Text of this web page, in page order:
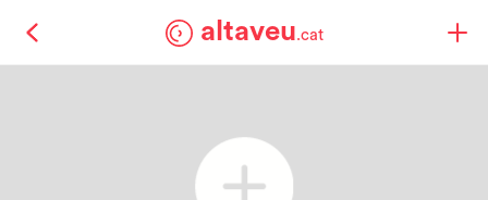
altaveu.cat